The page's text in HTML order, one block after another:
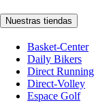
Nuestras tiendas
Basket-Center
Daily Bikers
Direct Running
Direct-Volley
Espace Golf